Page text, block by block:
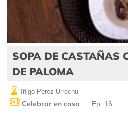
SOPA DE CASTAÑAS
DE PALOMA
Iñigo Pérez Urrechu
Celebrar en casa Ep: 16